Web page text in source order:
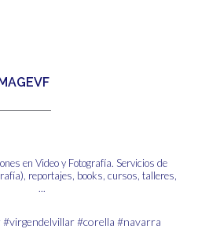
en Video y Fotografía. Servicios de
reportajes, books, cursos, talleres,
...